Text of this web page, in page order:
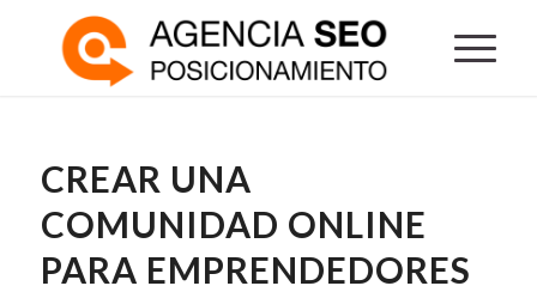
CREAR UNA
COMUNIDAD ONLINE
PARA EMPRENDEDORES